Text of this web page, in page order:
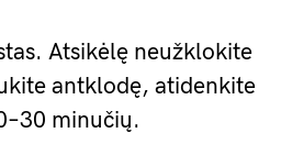
Atsikėlę neužklokite
antklodę, atidenkite
minučių.